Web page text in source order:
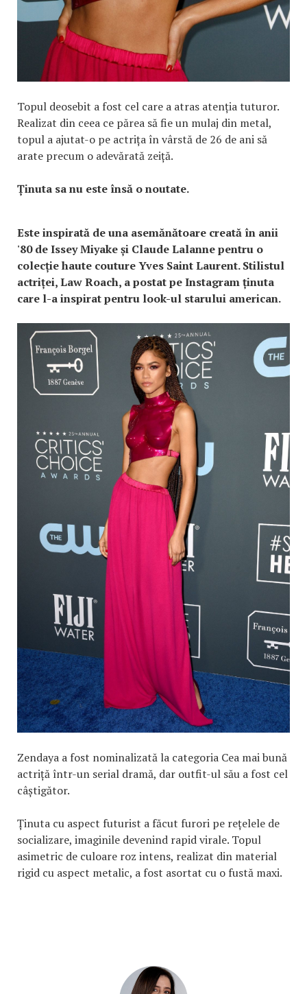
Topul deosebit a fost cel care a atras atenția tuturor.
Realizat din ceea ce părea să fie un mulaj din metal,
topul a ajutat-o pe actrița în vârstă de 26 de ani să
arate precum o adevărată zeiță.
Ținuta sa nu este însă o noutate.
Este inspirată de una asemănătoare creată în anii
'80 de Issey Miyake și Claude Lalanne pentru o
colecție haute couture Yves Saint Laurent. Stilistul
actriței, Law Roach, a postat pe Instagram ținuta
care l-a inspirat pentru look-ul starului american.
Zendaya a fost nominalizată la categoria Cea mai bună
actriță într-un serial dramă, dar outfit-ul său a fost cel
câștigător.
Ținuta cu aspect futurist a făcut furori pe rețelele de
socializare, imaginile devenind rapid virale. Topul
asimetric de culoare roz intens, realizat din material
rigid cu aspect metalic, a fost asortat cu o fustă maxi.